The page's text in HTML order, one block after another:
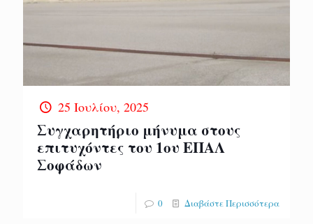
25 Ιουλίου, 2025
Συγχαρητήριο μήνυμα στους
επιτυχόντες του 1ου ΕΠΑΛ
Σοφάδων
0 Διαβάστε Περισσότερα